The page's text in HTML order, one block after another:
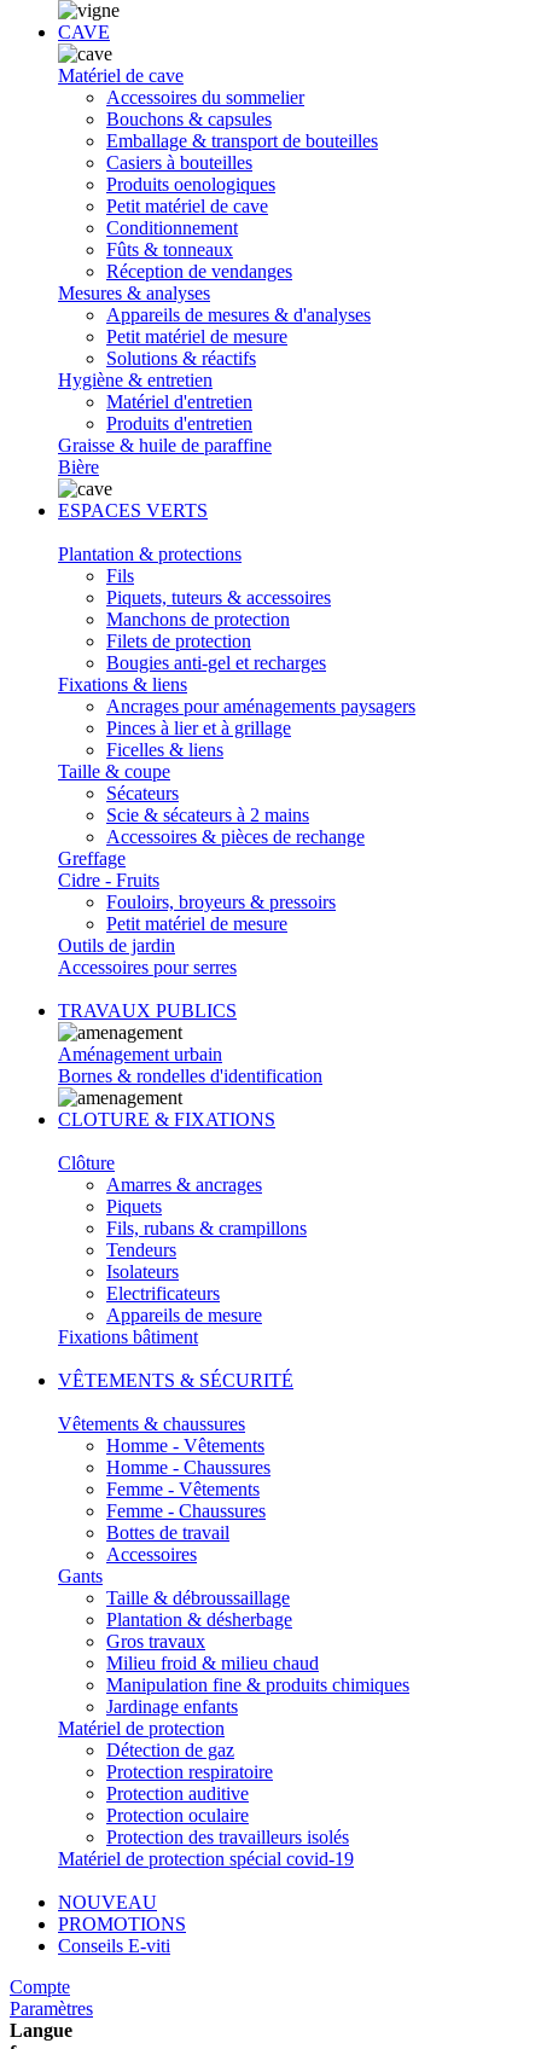
CAVE
Matériel de cave
Accessoires du sommelier
Bouchons & capsules
Emballage & transport de bouteilles
Casiers à bouteilles
Produits oenologiques
Petit matériel de cave
Conditionnement
Fûts & tonneaux
Réception de vendanges
Mesures & analyses
Appareils de mesures & d'analyses
Petit matériel de mesure
Solutions & réactifs
Hygiène & entretien
Matériel d'entretien
Produits d'entretien
Graisse & huile de paraffine
Bière
ESPACES VERTS
Plantation & protections
Fils
Piquets, tuteurs & accessoires
Manchons de protection
Filets de protection
Bougies anti-gel et recharges
Fixations & liens
Ancrages pour aménagements paysagers
Pinces à lier et à grillage
Ficelles & liens
Taille & coupe
Sécateurs
Scie & sécateurs à 2 mains
Accessoires & pièces de rechange
Greffage
Cidre - Fruits
Fouloirs, broyeurs & pressoirs
Petit matériel de mesure
Outils de jardin
Accessoires pour serres
TRAVAUX PUBLICS
Aménagement urbain
Bornes & rondelles d'identification
CLOTURE & FIXATIONS
Clôture
Amarres & ancrages
Piquets
Fils, rubans & crampillons
Tendeurs
Isolateurs
Electrificateurs
Appareils de mesure
Fixations bâtiment
VÊTEMENTS & SÉCURITÉ
Vêtements & chaussures
Homme - Vêtements
Homme - Chaussures
Femme - Vêtements
Femme - Chaussures
Bottes de travail
Accessoires
Gants
Taille & débroussaillage
Plantation & désherbage
Gros travaux
Milieu froid & milieu chaud
Manipulation fine & produits chimiques
Jardinage enfants
Matériel de protection
Détection de gaz
Protection respiratoire
Protection auditive
Protection oculaire
Protection des travailleurs isolés
Matériel de protection spécial covid-19
NOUVEAU
PROMOTIONS
Conseils E-viti
Compte
Paramètres
Langue